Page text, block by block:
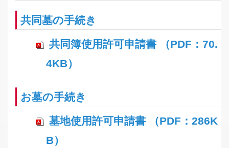
共同墓の手続き
共同簿使用許可申請書 （PDF：70.
4KB）
お墓の手続き
墓地使用許可申請書 （PDF：286K
B）